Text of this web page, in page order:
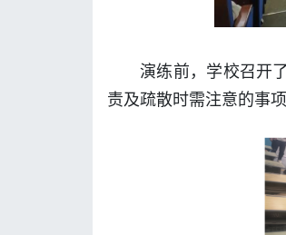
演练前，学校召开
责及疏散时需注意的事